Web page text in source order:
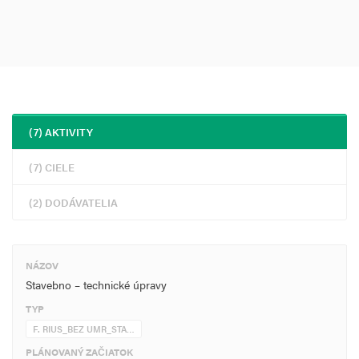
(7) AKTIVITY
(7) CIELE
(2) DODÁVATELIA
NÁZOV
Stavebno – technické úpravy
TYP
F. RIUS_BEZ UMR_STA…
PLÁNOVANÝ ZAČIATOK